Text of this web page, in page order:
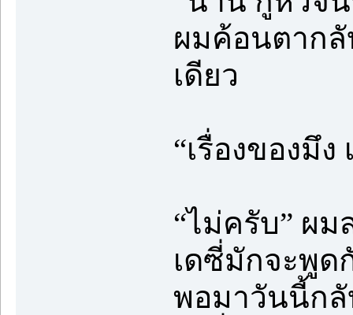
ผมค้อนตากลั
เดียว
“เรื่องของมึ
“ไม่ครับ” ผ
เดซี่มักจะพูด
พอมาวันนี้กลั